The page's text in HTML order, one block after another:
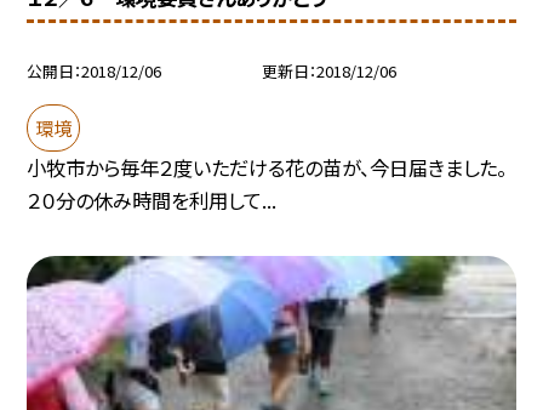
公開日 2018/12/06 更新日 2018/12/06
環境
小牧市から毎年２度いただける花の苗が、今日届きました。
２０分の休み時間を利用して...